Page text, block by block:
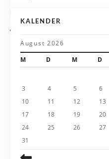
a
KALENDER
August 2026
M
D M D
3
4 5 6
10
11 12 13
17
18 19 20
24
25 26 27
31